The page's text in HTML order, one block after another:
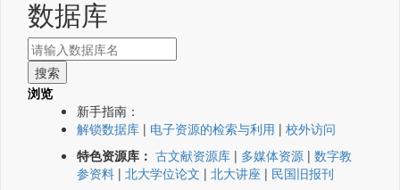
数据库
浏览
新手指南：
解锁数据库 | 电子资源的检索与利用 | 校外访问
特色资源库： 古文献资源库 | 多媒体资源 | 数字教
参资料 | 北大学位论文 | 北大讲座 | 民国旧报刊